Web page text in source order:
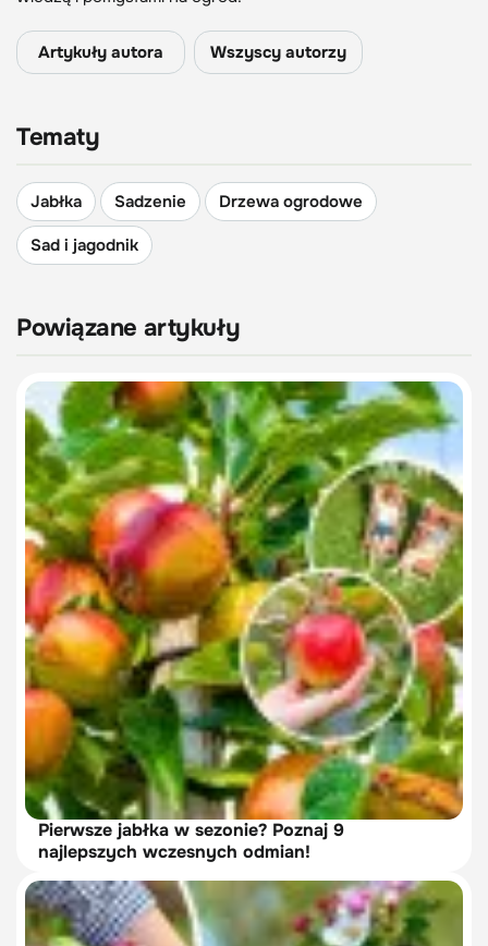
Artykuły autora Wszyscy autorzy
Tematy
Jabłka Sadzenie
Drzewa ogrodowe
Sad i jagodnik
Powiązane artykuły
Pierwsze jabłka w sezonie? Poznaj 9
najlepszych wczesnych odmian!